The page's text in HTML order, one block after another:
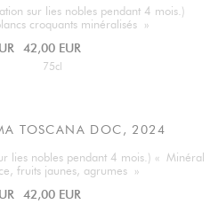
sur lies nobles pendant 4 mois.)
croquants minéralisés »
42,00 EUR
75cl
TOSCANA DOC, 2024
lies nobles pendant 4 mois.) « Minéral
fruits jaunes, agrumes »
42,00 EUR